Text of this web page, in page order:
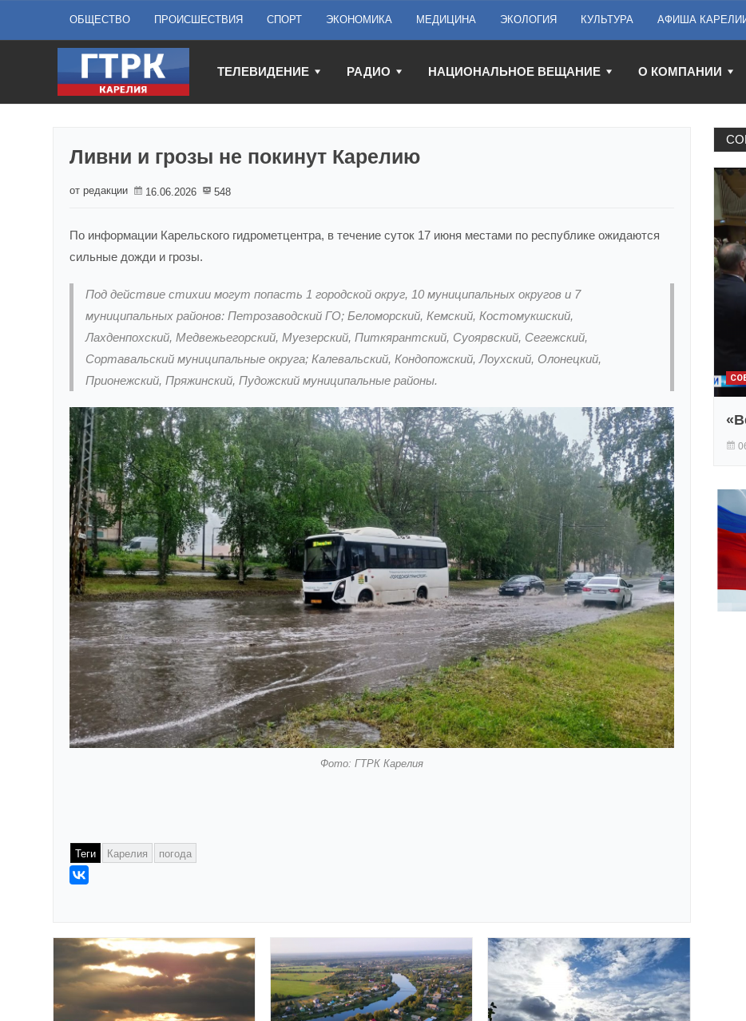
ОБЩЕСТВО ПРОИСШЕСТВИЯ СПОРТ ЭКОНОМИКА МЕДИЦИНА ЭКОЛОГИЯ КУЛЬТУРА АФИША
ТЕЛЕВИДЕНИЕ РАДИО НАЦИОНАЛЬНОЕ ВЕЩАНИЕ О КОМПАНИИ
Ливни и грозы не покинут Карелию
от редакции 16.06.2026 548
По информации Карельского гидрометцентра, в течение суток 17 июня местами по республике ожидаются
сильные дожди и грозы.
Под действие стихии могут попасть 1 городской округ, 10 муниципальных округов и 7
муниципальных районов: Петрозаводский ГО; Беломорский, Кемский, Костомукшский,
Лахденпохский, Медвежьегорский, Муезерский, Питкярантский, Суоярвский, Сегежский,
Сортавальский муниципальные округа; Калевальский, Кондопожский, Лоухский, Олонецкий,
Прионежский, Пряжинский, Пудожский муниципальные районы.
Фото: ГТРК Карелия
Теги Карелия погода